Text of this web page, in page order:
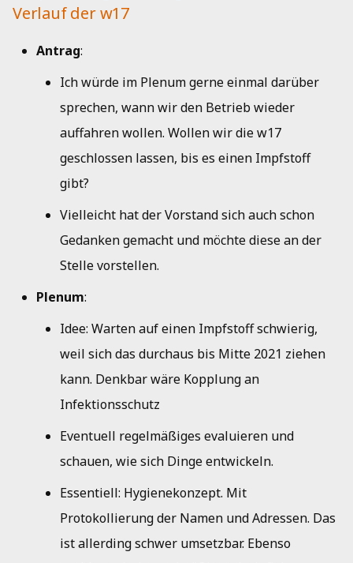
iKueche
Musik
HedgeDoc
Single Sign-On
Strom
Jahresbericht 2019
Aktivitätenbericht 2018
Aktivitätenbericht 2017
Aktivitätenbericht 2016
Aktivitätenbericht 2015
Aktivitätenbericht 2014
Jahresbericht 2013
Jahresbericht 2012
Jahresbericht 2011
Jahresbericht 2010
Jahresbericht 2009
Verlauf der w17
Antrag:
Ich würde im Plenum gerne einmal darüber
sprechen, wann wir den Betrieb wieder
auffahren wollen. Wollen wir die w17
geschlossen lassen, bis es einen Impfstoff
gibt?
Vielleicht hat der Vorstand sich auch schon
Gedanken gemacht und möchte diese an der
Stelle vorstellen.
Plenum:
Idee: Warten auf einen Impfstoff schwierig,
weil sich das durchaus bis Mitte 2021 ziehen
kann. Denkbar wäre Kopplung an
Infektionsschutz
Eventuell regelmäßiges evaluieren und
schauen, wie sich Dinge entwickeln.
Essentiell: Hygienekonzept. Mit
Protokollierung der Namen und Adressen. Das
ist allerding schwer umsetzbar. Ebenso